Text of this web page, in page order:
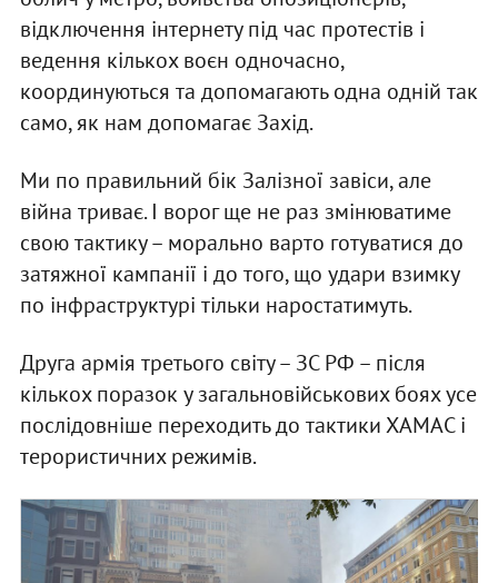
відключення інтернету під час протестів і
ведення кількох воєн одночасно,
координуються та допомагають одна одній так
само, як нам допомагає Захід.
Ми по правильний бік Залізної завіси, але
війна триває. І ворог ще не раз змінюватиме
свою тактику – морально варто готуватися до
затяжної кампанії і до того, що удари взимку
по інфраструктурі тільки наростатимуть.
Друга армія третього світу – ЗС РФ – після
кількох поразок у загальновійськових боях усе
послідовніше переходить до тактики ХАМАС і
терористичних режимів.